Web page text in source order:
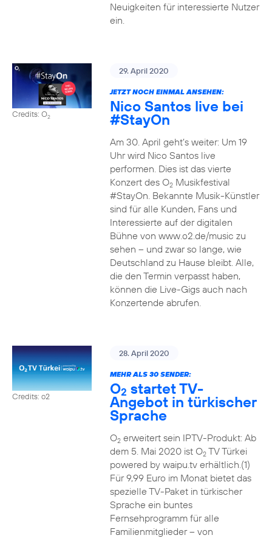
Neuigkeiten für interessierte Nutzer
ein.
Credits: O2
29. April 2020
JETZT NOCH EINMAL ANSEHEN:
Nico Santos live bei
#StayOn
Am 30. April geht’s weiter: Um 19
Uhr wird Nico Santos live
performen. Dies ist das vierte
Konzert des O2Musikfestival
#StayOn. Bekannte Musik-Künstler
sind für alle Kunden, Fans und
Interessierte auf der digitalen
Bühne von www.o2.de/music zu
sehen – und zwar so lange, wie
Deutschland zu Hause bleibt. Alle,
die den Termin verpasst haben,
können die Live-Gigs auch nach
Konzertende abrufen.
Credits: o2
28. April 2020
MEHR ALS 30 SENDER:
O2 startet TV-
Angebot in türkischer
Sprache
O2erweitert sein IPTV-Produkt: Ab
dem 5. Mai 2020 ist O2TV Türkei
powered by waipu.tv erhältlich.(1)
Für 9,99 Euro im Monat bietet das
spezielle TV-Paket in türkischer
Sprache ein buntes
Fernsehprogramm für alle
Familienmitglieder – von